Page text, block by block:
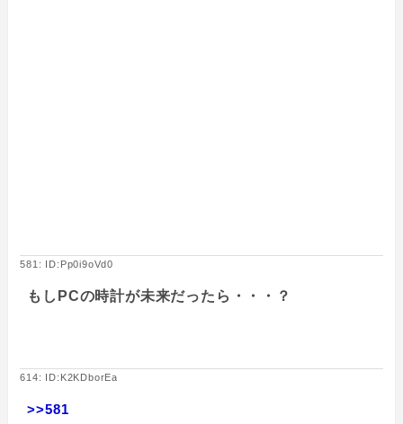
581: ID:Pp0i9oVd0
もしPCの時計が未来だったら・・・？
614: ID:K2KDborEa
>>581